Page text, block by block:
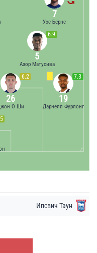
6.2
26
О Ши
7.3
19
Дарнелл Фурлонг
6.9
5
Азор Матусива
7
Уэс Бёрнс
Ипсвич Таун